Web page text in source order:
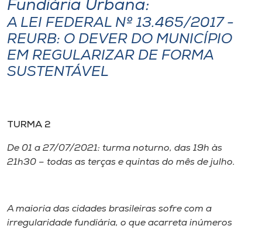
Rádio
Museu
Fundiária Urbana:
A LEI FEDERAL Nº 13.465/2017 -
REURB: O DEVER DO MUNICÍPIO
EM REGULARIZAR DE FORMA
SUSTENTÁVEL
TURMA 2
De 01 a 27/07/2021: turma noturno, das 19h às
21h30 – todas as terças e quintas do mês de julho.
A maioria das cidades brasileiras sofre com a
irregularidade fundiária, o que acarreta inúmeros